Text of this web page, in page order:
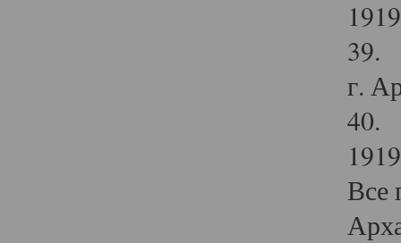
39.
г.
40.
Все